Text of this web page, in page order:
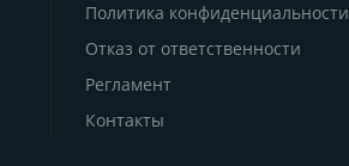
Политика конфиденциальности
Отказ от ответственности
Регламент
Контакты